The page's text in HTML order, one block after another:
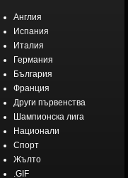
Англия
Испания
Италия
Германия
България
Франция
Други първенства
Шампионска лига
Национали
Спорт
Жълто
.GIF